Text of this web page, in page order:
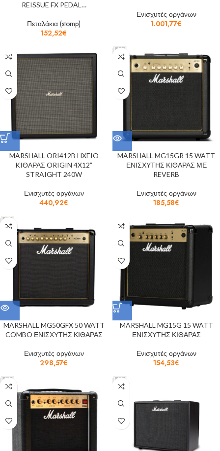
REISSUE FX PEDAL…
Πεταλάκια (stomp)
152,52€
Ενισχυτές οργάνων
1.001,77€
MARSHALL ORI412B HXEIO
KIΘΑΡΑΣ ORIGIN 4X12”
STRAIGHT 240W
Ενισχυτές οργάνων
440,92€
MARSHALL MG15GR 15 WATT
ΕΝΙΣΧΥΤΗΣ ΚΙΘΑΡΑΣ ΜΕ
REVERB
Ενισχυτές οργάνων
185,58€
MARSHALL MG50GFX 50 WATT
COMBO ΕΝΙΣΧΥΤΗΣ ΚΙΘΑΡΑΣ
Ενισχυτές οργάνων
298,57€
MARSHALL MG15G 15 WATT
ΕΝΙΣΧΥΤΗΣ ΚΙΘΑΡΑΣ
Ενισχυτές οργάνων
154,53€